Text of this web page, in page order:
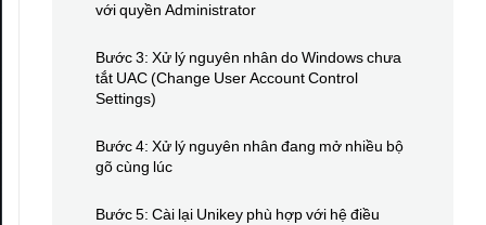
với quyền Administrator
Bước 3: Xử lý nguyên nhân do Windows chưa
tắt UAC (Change User Account Control
Settings)
Bước 4: Xử lý nguyên nhân đang mở nhiều bộ
gõ cùng lúc
Bước 5: Cài lại Unikey phù hợp với hệ điều